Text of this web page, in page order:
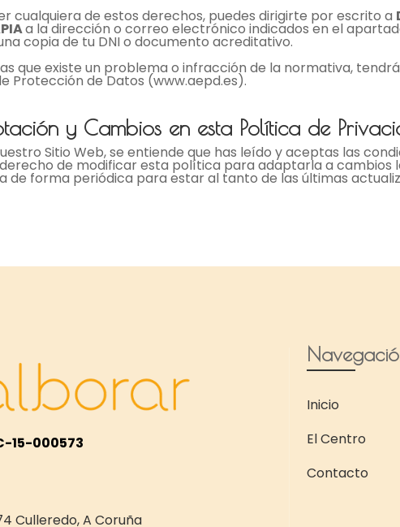
cualquiera de estos derechos, puedes dirigirte por escrito a
a la dirección o correo electrónico indicados en el
copia de tu DNI o documento acreditativo.
que existe un problema o infracción de la normativa,
Protección de Datos (www.aepd.es).
y Cambios en esta Política de
Sitio Web, se entiende que has leído y aceptas las
de modificar esta política para adaptarla a cambios
de forma periódica para estar al tanto de las últimas
15-000573
Culleredo, A Coruña
Inicio
El Centro
Contacto